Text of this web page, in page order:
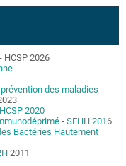
- HCSP 2026
des maladies
HCSP 2020
- SFHH 201 6
Bactéries Hautement
2011